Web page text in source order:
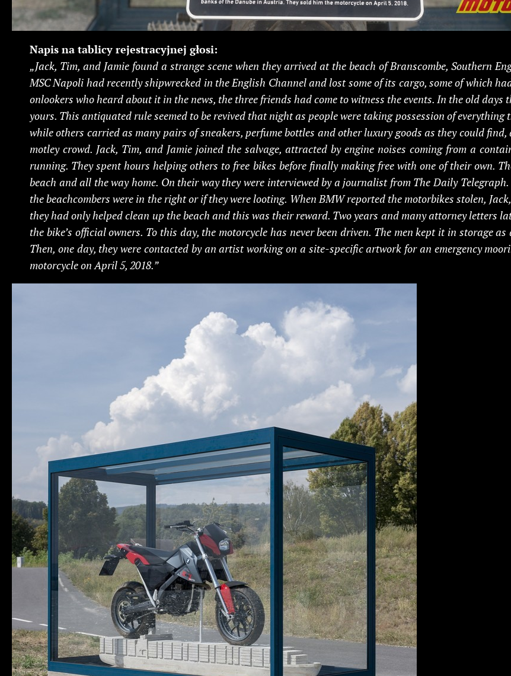
Napis na tablicy rejestracyjnej głosi:
„Jack, Tim, and Jamie found a strange scene when they arrived at the beach of Branscombe, Southern
MSC Napoli had recently shipwrecked in the English Channel and lost some of its cargo, some of which
onlookers who heard about it in the news, the three friends had come to witness the events. In the old
yours. This antiquated rule seemed to be revived that night as people were taking possession of
while others carried as many pairs of sneakers, perfume bottles and other luxury goods as they could
motley crowd. Jack, Tim, and Jamie joined the salvage, attracted by engine noises coming from a
running. They spent hours helping others to free bikes before finally making free with one of their own.
beach and all the way home. On their way they were interviewed by a journalist from The Daily
the beachcombers were in the right or if they were looting. When BMW reported the motorbikes stolen,
they had only helped clean up the beach and this was their reward. Two years and many attorney letters
the bike’s official owners. To this day, the motorcycle has never been driven. The men kept it in storage
Then, one day, they were contacted by an artist working on a site-specific artwork for an emergency
motorcycle on April 5, 2018.”